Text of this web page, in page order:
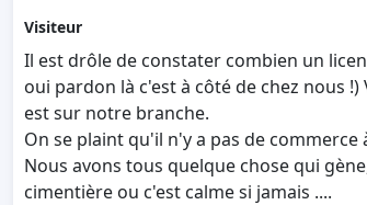
Visiteur
Il est drôle de constater combien un
oui pardon là c'est à côté de chez nous
est sur notre branche.
On se plaint qu'il n'y a pas de
Nous avons tous quelque chose qui
cimentière ou c'est calme si jamais ....